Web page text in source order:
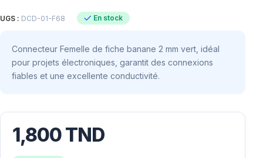
UGS : DCD-01-F68 En stock
Connecteur Femelle de fiche banane 2 mm vert, idéal
pour projets électroniques, garantit des connexions
fiables et une excellente conductivité.
1,800TND